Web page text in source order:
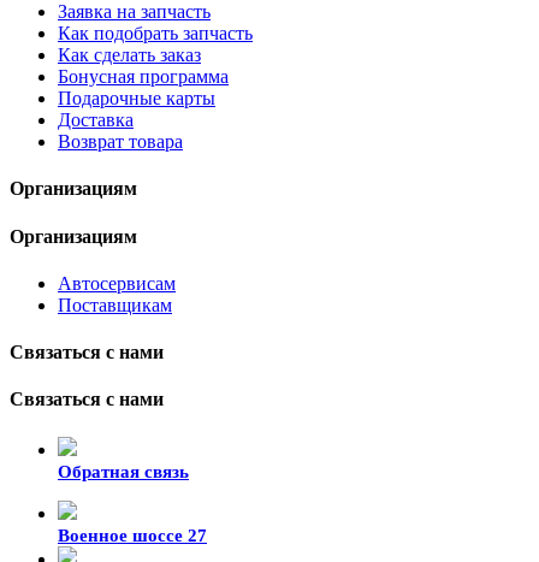
Заявка на запчасть
Как подобрать запчасть
Как сделать заказ
Бонусная программа
Подарочные карты
Доставка
Возврат товара
Организациям
Организациям
Автосервисам
Поставщикам
Связаться с нами
Связаться с нами
Обратная связь
Военное шоссе 27